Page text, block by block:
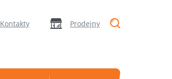
Kontakty Prodejny